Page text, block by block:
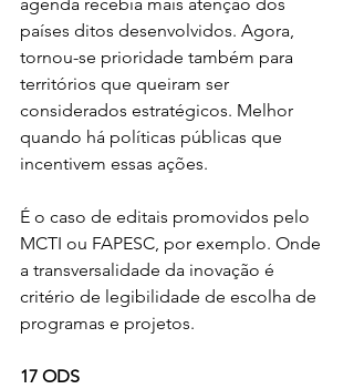
países ditos desenvolvidos. Agora,
tornou-se prioridade também para
territórios que queiram ser
considerados estratégicos. Melhor
quando há políticas públicas que
incentivem essas ações.
É o caso de editais promovidos pelo
MCTI ou FAPESC, por exemplo. Onde
a transversalidade da inovação é
critério de legibilidade de escolha de
programas e projetos.
17 ODS